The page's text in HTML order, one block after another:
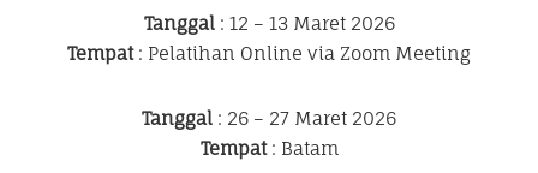
Tanggal: 12 – 13 Maret 2026
Tempat: Pelatihan Online via Zoom Meeting
Tanggal : 26 – 27 Maret 2026
Tempat: Batam